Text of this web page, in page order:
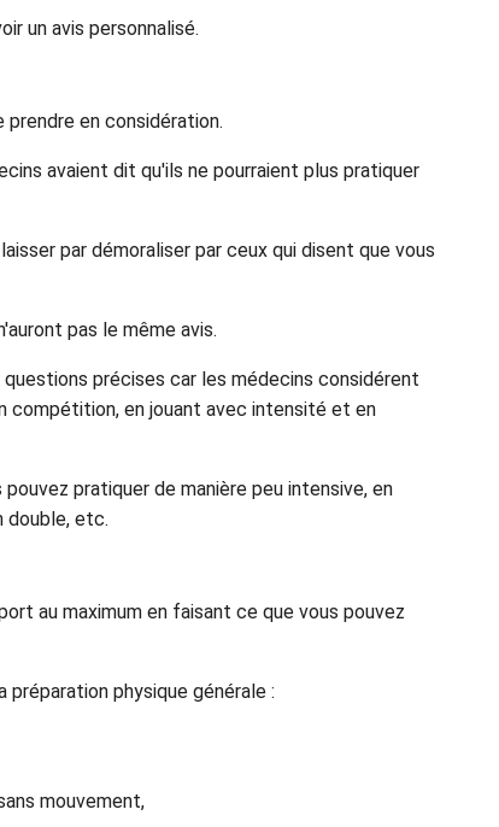
un avis personnalisé.
en considération.
avaient dit qu'ils ne pourraient plus pratiquer
par démoraliser par ceux qui disent que vous
pas le même avis.
précises car les médecins considérent
compétition, en jouant avec intensité et en
pratiquer de manière peu intensive, en
double, etc.
au maximum en faisant ce que vous pouvez
physique générale :
mouvement,